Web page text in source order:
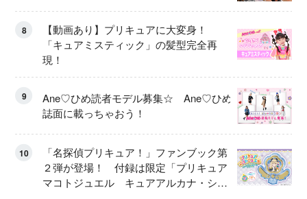
8
【動画あり】プリキュアに大変身！
「キュアミスティック」の髪型完全再
現！
9
Ane♡ひめ読者モデル募集☆ Ane♡ひめ
誌面に載っちゃおう！
10
「名探偵プリキュア！」ファンブック第
２弾が登場！ 付録は限定「プリキュア
マコトジュエル キュアアルカナ・シャ